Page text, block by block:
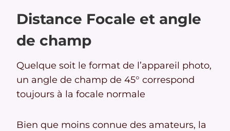
Distance Focale et angle
de champ
Quelque soit le format de l’appareil photo,
un angle de champ de 45° correspond
toujours à la focale normale
Bien que moins connue des amateurs, la